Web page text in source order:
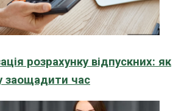
розрахунку відпускних: як
заощадити час